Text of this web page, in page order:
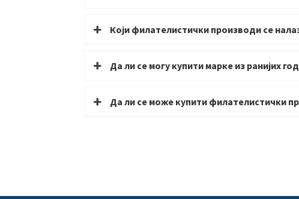
Који филателистички производи се
Да ли се могу купити марке из ранијих
Да ли се може купити филателистички